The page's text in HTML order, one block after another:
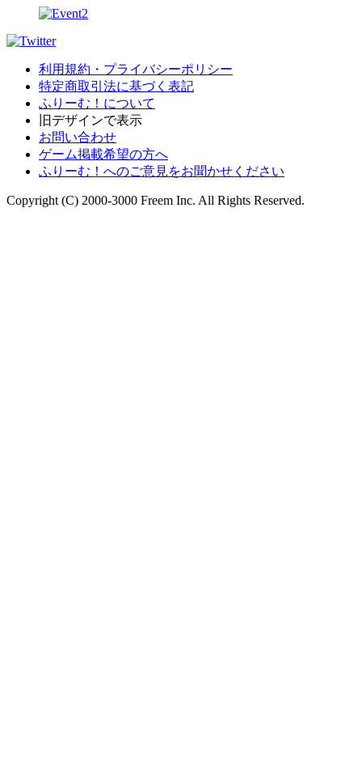
利用規約・プライバシーポリシー
特定商取引法に基づく表記
ふりーむ！について
旧デザインで表示
お問い合わせ
ゲーム掲載希望の方へ
ふりーむ！へのご意見をお聞かせください
Copyright (C) 2000-3000 Freem Inc. All Rights Reserved.